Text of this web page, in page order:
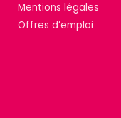
Mentions légales
Offres d’emploi